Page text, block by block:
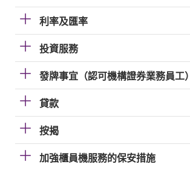
利率及匯率
投資服務
發牌事宜（認可機構證券業務員工）
貸款
按揭
加強櫃員機服務的保安措施